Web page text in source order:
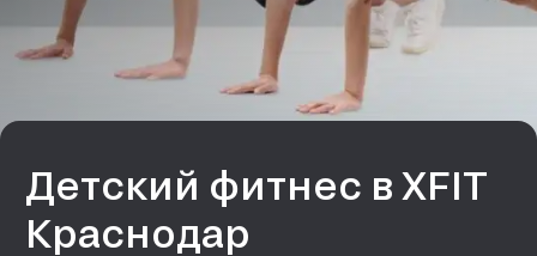
Детский фитнес в XFIT
Краснодар